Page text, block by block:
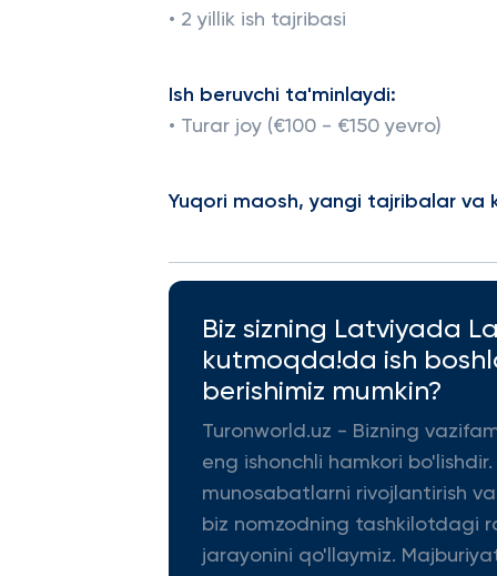
• 2 yillik ish tajribasi
Ish beruvchi ta'minlaydi:
• Turar joy (€100 - €150 yevro)
Yuqori maosh, yangi tajribalar
Biz sizning Latviyada
kutmoqda!da ish
berishimiz mumkin?
Turonworld.uz - Bizning
eng ishonchli hamkori
munosabatlarni rivojlantirish
biz nomzodning tashkilotdagi
jarayonini qo'llaymiz.